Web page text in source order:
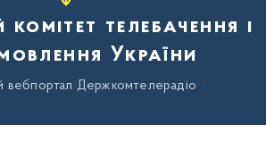
телебачення і
України
вебпортал Держкомтелерадіо